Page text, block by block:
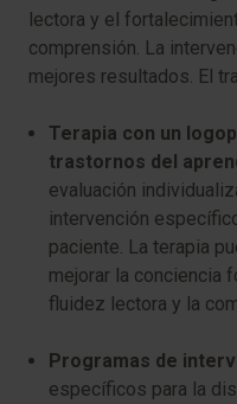
lectora y el
comprensión. La
mejores resultados. El
Terapia con un
trastornos del
evaluación
intervención
paciente. La terapia
mejorar la conciencia
fluidez lectora y la
Programas de
específicos para la